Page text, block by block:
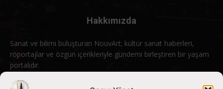
Hakkımızda
Sanat ve bilimi buluşturan NouvArt; kültür sanat haberleri,
röportajlar ve özgün içerikleriyle gündemi birleştiren bir yaşam
portalıdır.
Bizimle iletişime geçin: info@nouvart.net